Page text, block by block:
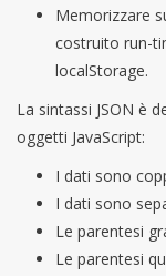
Memorizzare
costruito run-
localStorage.
La sintassi JSON è
oggetti JavaScript:
I dati sono
I dati sono
Le parentesi
Le parentesi